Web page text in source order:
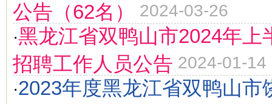
公告（62名）
2024-03-26
·黑龙江省双鸭山市2024年上
招聘工作人员公告 2024-01-14
·2023年度黑龙江省双鸭山市